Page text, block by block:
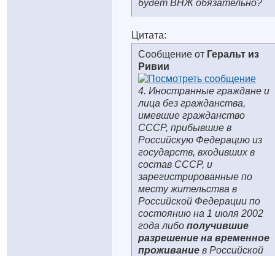
будет ВНЖ обязательно?
Цитата:
Сообщение от Геральт из
Ривии
4. Иностранные граждане и
лица без гражданства,
имевшие гражданство
СССР, прибывшие в
Российскую Федерацию из
государств, входивших в
состав СССР, и
зарегистрированные по
месту жительства в
Российской Федерации по
состоянию на 1 июля 2002
года либо получившие
разрешение на временное
проживание в Российской